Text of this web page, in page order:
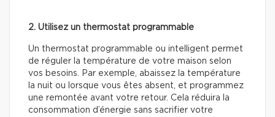
2. Utilisez un thermostat programmable
Un thermostat programmable ou intelligent permet
de réguler la température de votre maison selon
vos besoins. Par exemple, abaissez la température
la nuit ou lorsque vous êtes absent, et programmez
une remontée avant votre retour. Cela réduira la
consommation d’énergie sans sacrifier votre